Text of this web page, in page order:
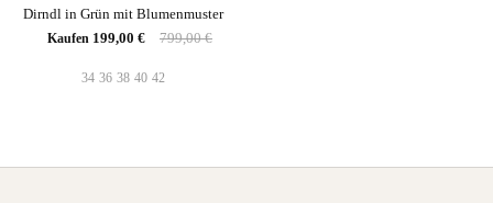
Dirndl in Grün mit Blumenmuster
799,00 €
Kaufen 199,00 €
34 36 38 40 42